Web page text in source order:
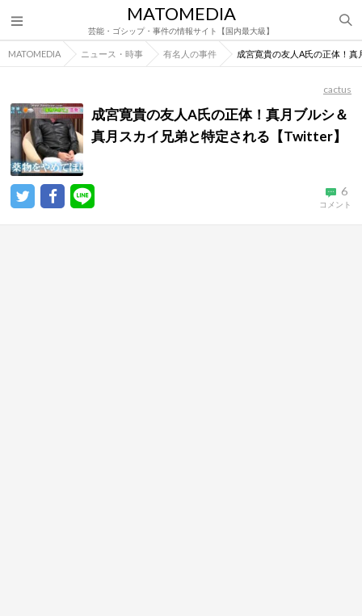
MATOMEDIA
芸能・ゴシップ・事件の情報サイト【国内最大級】
MATOMEDIA ニュース・時事 有名人の事件 成宮寛貴の友人A氏の正体！
cactus
成宮寛貴の友人A氏の正体！真月ブルシ＆
真月スカイ兄弟と特定される【Twitter】
6
コメント